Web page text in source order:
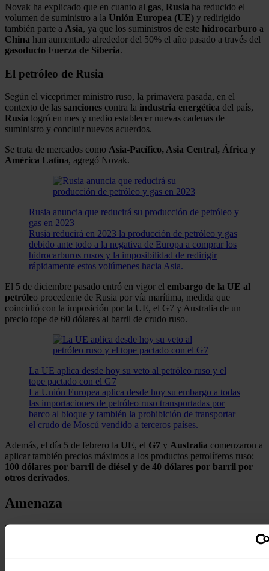
Novak ha explicado que en cuanto al gas, Rusia ha reducido el
volumen de suministro a la Unión Europea (UE) y redirigido
también parte a Asia, ya que los suministros de este hidrocarburo a
China han aumentado alrededor del 50% el año pasado a través del
gasoducto Fuerza de Siberia.
El petróleo de Rusia
Según el viceprimer ministro ruso, la primavera pasada, en el
contexto de las sanciones contra la industria energética del país,
Rusia logró en mes y medio establecer nuevas cadenas de
suministro y concluir nuevos acuerdos.
Se trata de mercados como Asia-Pacífico, Asia Central, África y
América Latina, agregó Novak.
Rusia anuncia que reducirá su producción de petróleo y
gas en 2023
Rusia reducirá en 2023 la producción de petróleo y gas
debido ante todo a la negativa de Europa a comprar los
hidrocarburos rusos y la imposibilidad de redirigir
rápidamente estos volúmenes hacia Asia.
El 5 de diciembre pasado entró en vigor el embargo de la UE al
petróleo procedente de Rusia por vía marítima, medida que
coincidió con la imposición por la UE, el G7 y Australia de un
precio tope de 60 dólares al barril de crudo ruso.
La UE aplica desde hoy su veto al petróleo ruso y el
tope pactado con el G7
La Unión Europea aplica desde hoy su embargo a todas
las importaciones de petróleo ruso transportadas por
barco al bloque y también la prohibición de transportar
el crudo de Moscú vendido a terceros países.
Además, el día 5 de febrero la UE, el G7 y Australia comenzaron a
aplicar también precios máximos a los productos petrolíferos ruso;
100 dólares por barril de diésel y de 40 dólares por barril por
otros derivados.
Amenaza
El Kremlin, además, ha amenazado con
hostiles cuyas participaciones en